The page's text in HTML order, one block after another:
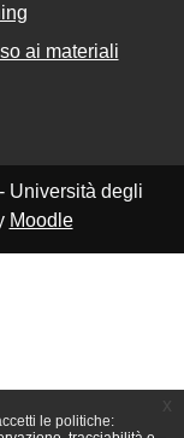
le politiche:
ai materiali
Università degli
Moodle